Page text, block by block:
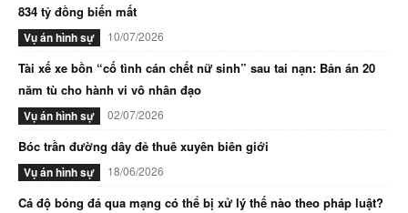
834 tỷ đồng biến mất
Vụ án hình sự 10/07/2026
Tài xế xe bồn “cố tình cán chết nữ sinh” sau tai nạn: Bản án 20
năm tù cho hành vi vô nhân đạo
Vụ án hình sự 02/07/2026
Bóc trần đường dây đẻ thuê xuyên biên giới
Vụ án hình sự 18/06/2026
Cá độ bóng đá qua mạng có thể bị xử lý thế nào theo pháp luật?